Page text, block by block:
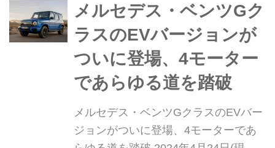
リアントはさらに「その先」に向けた
期待感を煽ってくれそうです。欧州で
はすでに、改良された「ゴルフ」の高
い完成度に支えられたハイパフォーマ
ンス仕様4タイプが発表されました。
メルセデス・ベンツGク
ラスのEVバージョンが
ついに登場、4モーター
であらゆる道を踏破
メルセデス・ベンツGクラスのEVバー
ジョンがついに登場、4モーターであ